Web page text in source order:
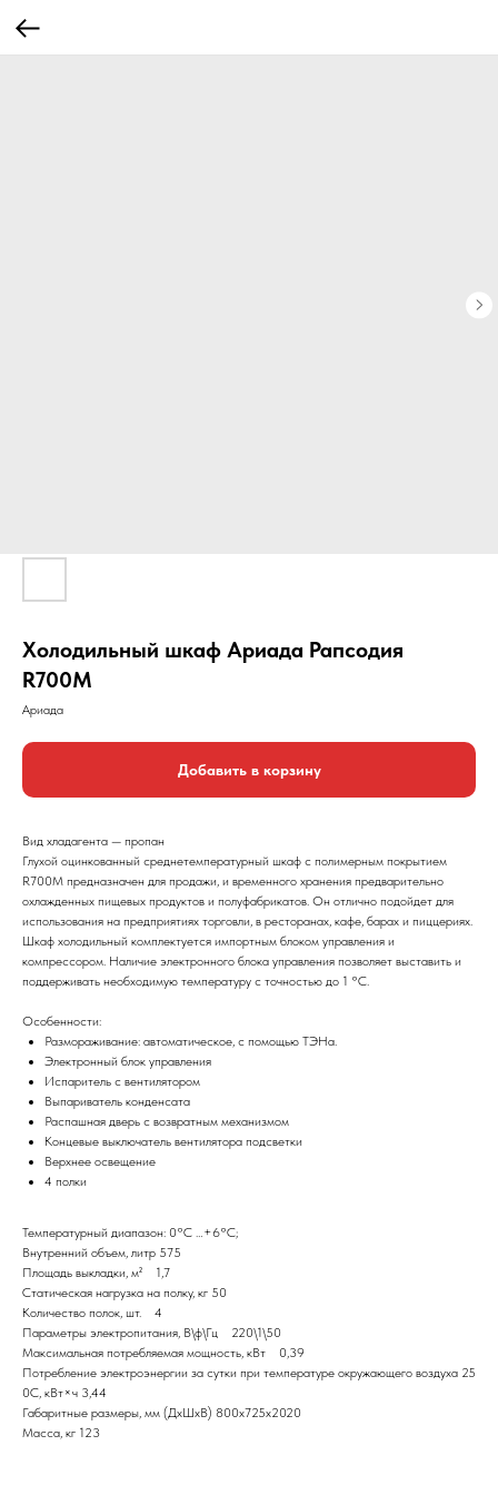
Холодильный шкаф Ариада Рапсодия
R700M
Ариада
Добавить в корзину
Вид хладагента — пропан
Глухой оцинкованный среднетемпературный шкаф с полимерным покрытием
R700M предназначен для продажи, и временного хранения предварительно
охлажденных пищевых продуктов и полуфабрикатов. Он отлично подойдет для
использования на предприятиях торговли, в ресторанах, кафе, барах и пиццериях.
Шкаф холодильный комплектуется импортным блоком управления и
компрессором. Наличие электронного блока управления позволяет выставить и
поддерживать необходимую температуру с точностью до 1 °С.
Особенности:
Размораживание: автоматическое, с помощью ТЭНа.
Электронный блок управления
Испаритель с вентилятором
Выпариватель конденсата
Распашная дверь с возвратным механизмом
Концевые выключатель вентилятора подсветки
Верхнее освещение
4 полки
Температурный диапазон: 0°С …+6°С;
Внутренний объем, литр 575
Площадь выкладки, м² 1,7
Статическая нагрузка на полку, кг 50
Количество полок, шт. 4
Параметры электропитания, В\ф\Гц 220\1\50
Максимальная потребляемая мощность, кВт 0,39
Потребление электроэнергии за сутки при температуре окружающего воздуха 25
0С, кВт×ч 3,44
Габаритные размеры, мм (ДхШхВ) 800х725х2020
Масса, кг 123